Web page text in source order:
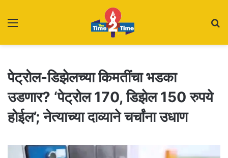
पेट्रोल-डिझेलच्या किमतींचा भडका
उडणार? ‘पेट्रोल 170, डिझेल 150 रुपये
होईल’; नेत्याच्या दाव्याने चर्चांना उधाण